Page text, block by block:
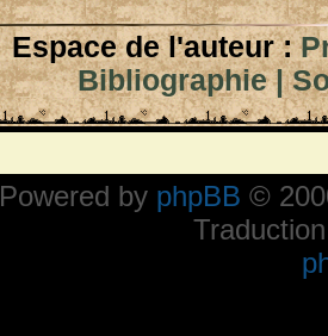
Espace de l'auteur :
Bibliographie|
Powered by phpBB ©